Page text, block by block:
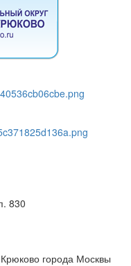
830
города Москвы